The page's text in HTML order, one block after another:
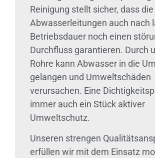
Reinigung stellt sicher, dass die
Abwasserleitungen auch nach
Betriebsdauer noch einen
Durchfluss garantieren. Durch
Rohre kann Abwasser in die
gelangen und Umweltschäden
verursachen. Eine
immer auch ein Stück aktiver
Umweltschutz.
Unseren strengen
erfüllen wir mit dem Einsatz